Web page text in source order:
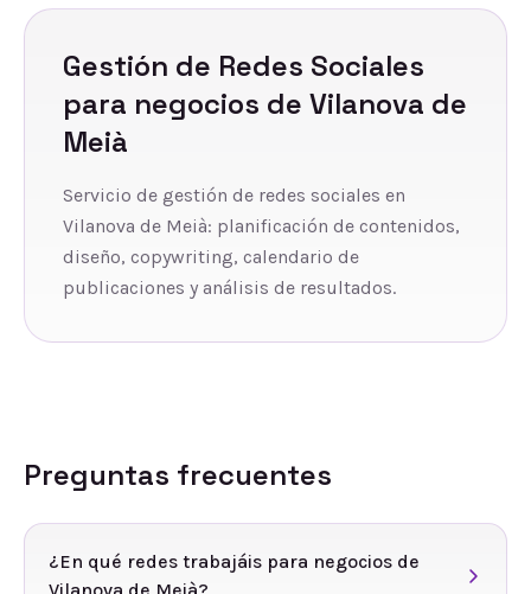
Gestión de Redes Sociales
para negocios de Vilanova de
Meià
Servicio de gestión de redes sociales en
Vilanova de Meià: planificación de contenidos,
diseño, copywriting, calendario de
publicaciones y análisis de resultados.
Preguntas frecuentes
¿En qué redes trabajáis para negocios de